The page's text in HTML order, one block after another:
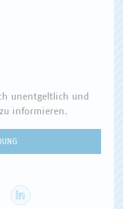
unentgeltlich und
informieren.